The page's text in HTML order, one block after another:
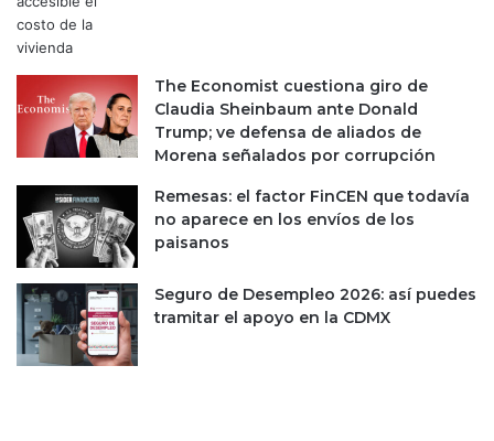
l
t
r
d
e
o
a
L
e
y
d
e
The Economist cuestiona giro de
Claudia Sheinbaum ante Donald
Trump; ve defensa de aliados de
Morena señalados por corrupción
Remesas: el factor FinCEN que todavía
no aparece en los envíos de los
paisanos
Seguro de Desempleo 2026: así puedes
tramitar el apoyo en la CDMX